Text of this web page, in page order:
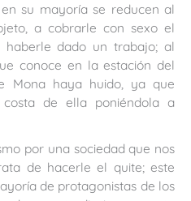
su mayoría se reducen al
a cobrarle con sexo el
dado un trabajo; al
conoce en la estación del
Mona haya huido, ya que
de ella poniéndola a
por una sociedad que nos
de hacerle el quite; este
de protagonistas de los